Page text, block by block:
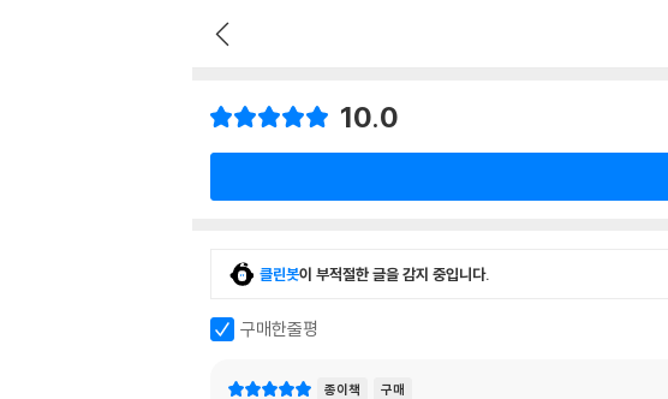
10.0
클린봇이 부적절한 글을 감지 중입니다.
구매한줄평
종이책 구매